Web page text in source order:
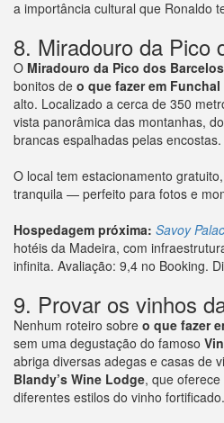
a importância cultural que Ronaldo
8. Miradouro da Pico
O Miradouro da Pico dos Barcelos
bonitos de o que fazer em Funchal
alto. Localizado a cerca de 350
vista panorâmica das montanhas,
brancas espalhadas pelas encostas.
O local tem estacionamento
tranquila — perfeito para fotos e
Hospedagem próxima: Savoy
hotéis da Madeira, com
infinita. Avaliação: 9,4 no Booking.
9. Provar os vinhos
Nenhum roteiro sobre o que fazer
sem uma degustação do famoso
abriga diversas adegas e casas de
Blandy’s Wine Lodge, que
diferentes estilos do vinho fortificado.